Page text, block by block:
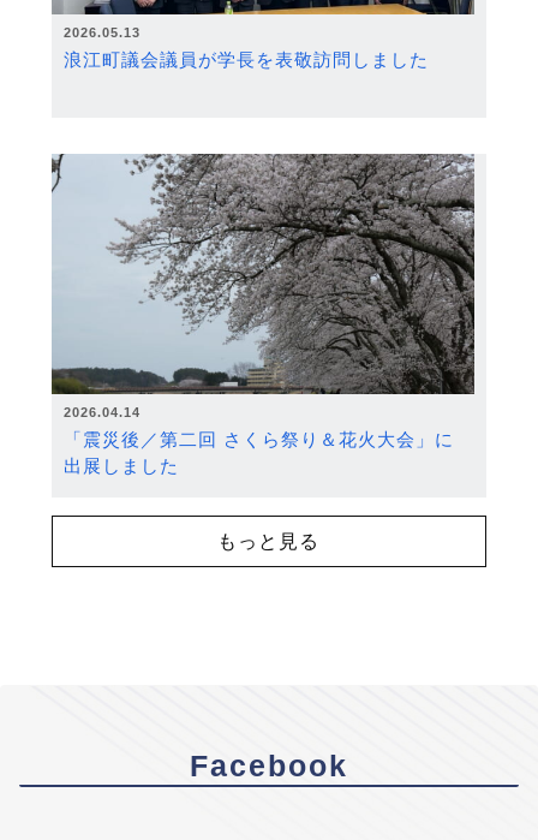
2026.05.13
浪江町議会議員が学長を表敬訪問しました
2026.04.14
「震災後／第二回 さくら祭り＆花火大会」に
出展しました
もっと見る
Facebook